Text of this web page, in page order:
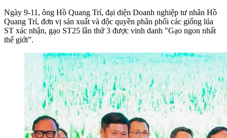
Ngày 9-11, ông Hồ Quang Trí, đại diện Doanh nghiệp tư nhân Hồ
Quang Trí, đơn vị sản xuất và độc quyền phân phối các giống lúa
ST xác nhận, gạo ST25 lần thứ 3 được vinh danh "Gạo ngon nhất
thế giới”.